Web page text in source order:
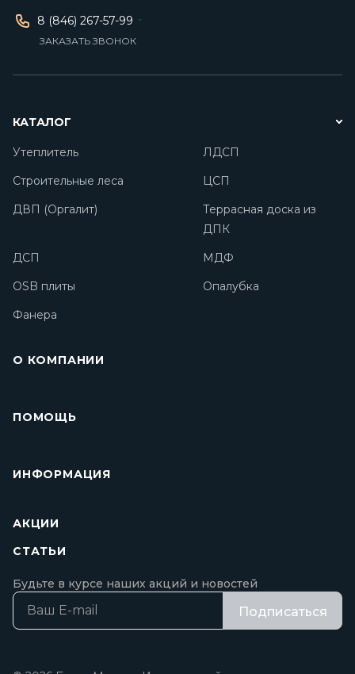
8 (846) 267-57-99
ЗАКАЗАТЬ ЗВОНОК
КАТАЛОГ
Утеплитель
ЛДСП
Строительные леса
ЦСП
ДВП (Оргалит)
Террасная доска из
ДПК
ДСП
МДФ
OSB плиты
Опалубка
Фанера
О КОМПАНИИ
ПОМОЩЬ
ИНФОРМАЦИЯ
АКЦИИ
СТАТЬИ
Будьте в курсе наших акций и новостей
Подписаться